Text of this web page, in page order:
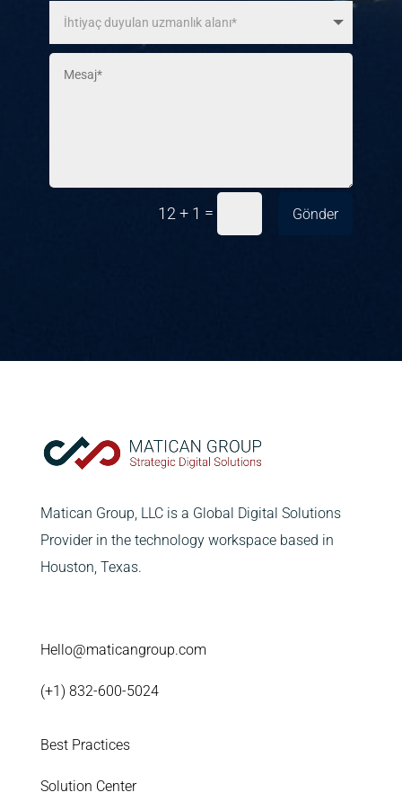
12 + 1 = Gönder
Matican Group, LLC is a Global Digital Solutions
Provider in the technology workspace based in
Houston, Texas.
Hello@maticangroup.com
(+1) 832-600-5024
Best Practices
Solution Center